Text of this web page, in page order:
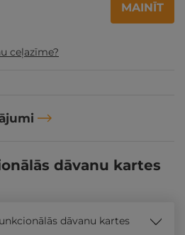
MAINĪT
ceļazīme?
dāvanu kartes
dāvanu kartes